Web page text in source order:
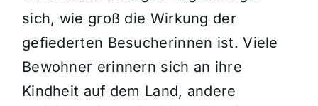
sich, wie groß die Wirkung der
gefiederten Besucherinnen ist. Viele
Bewohner erinnern sich an ihre
Kindheit auf dem Land, andere